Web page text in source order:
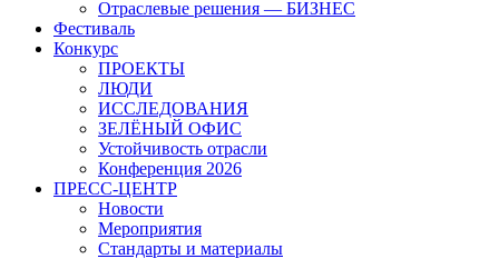
Отраслевые решения — БИЗНЕС
Фестиваль
Конкурс
ПРОЕКТЫ
ЛЮДИ
ИССЛЕДОВАНИЯ
ЗЕЛЁНЫЙ ОФИС
Устойчивость отрасли
Конференция 2026
ПРЕСС-ЦЕНТР
Новости
Мероприятия
Стандарты и материалы